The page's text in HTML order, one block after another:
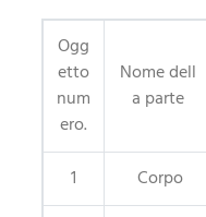
Ogg
etto
num
ero.
Nome dell
a parte
1 Corpo